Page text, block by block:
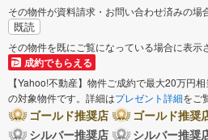
その物件が資料請求・お問い合わせ済みの場
既読
その物件を既にご覧になっている場合に表示
成約でもらえる
【Yahoo!不動産】物件ご成約で最大20万円
の対象物件です。詳細はプレゼント詳細をご
ゴールド推奨店
ゴールド推奨
シルバー推奨店
シルバー推奨